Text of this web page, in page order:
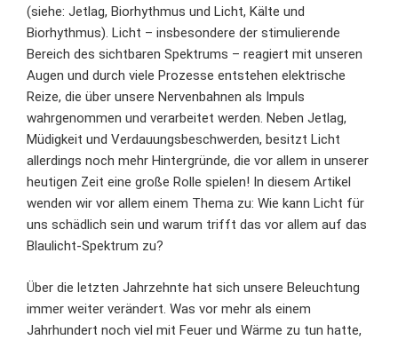
(siehe: Jetlag, Biorhythmus und Licht, Kälte und
Biorhythmus). Licht – insbesondere der stimulierende
Bereich des sichtbaren Spektrums – reagiert mit unseren
Augen und durch viele Prozesse entstehen elektrische
Reize, die über unsere Nervenbahnen als Impuls
wahrgenommen und verarbeitet werden. Neben Jetlag,
Müdigkeit und Verdauungsbeschwerden, besitzt Licht
allerdings noch mehr Hintergründe, die vor allem in unserer
heutigen Zeit eine große Rolle spielen! In diesem Artikel
wenden wir vor allem einem Thema zu: Wie kann Licht für
uns schädlich sein und warum trifft das vor allem auf das
Blaulicht-Spektrum zu?
Über die letzten Jahrzehnte hat sich unsere Beleuchtung
immer weiter verändert. Was vor mehr als einem
Jahrhundert noch viel mit Feuer und Wärme zu tun hatte,